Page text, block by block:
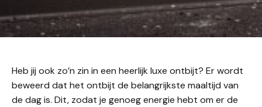
Heb jij ook zo’n zin in een heerlijk luxe ontbijt? Er wordt
beweerd dat het ontbijt de belangrijkste maaltijd van
de dag is. Dit, zodat je genoeg energie hebt om er de